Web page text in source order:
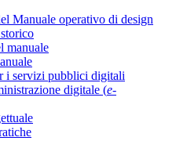
Manuale operativo di design
manuale
i servizi pubblici digitali
digitale (e-